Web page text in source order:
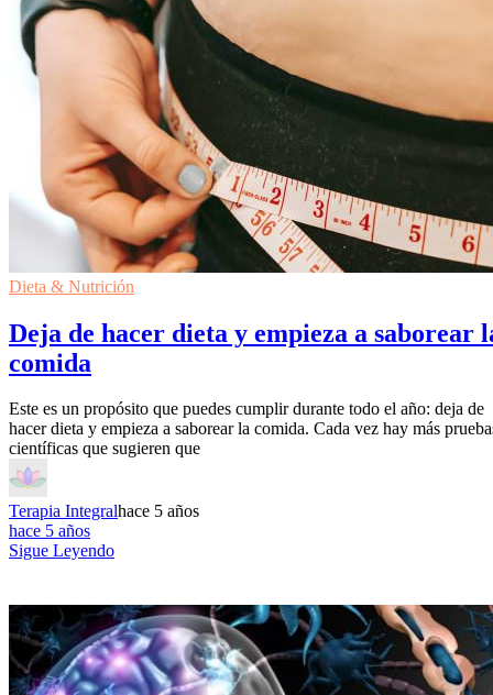
Dieta & Nutrición
Deja de hacer dieta y empieza a saborear
comida
Este es un propósito que puedes cumplir durante todo el año: deja de
hacer dieta y empieza a saborear la comida. Cada vez hay más
científicas que sugieren que
Terapia Integralhace 5 años
hace 5 años
Sigue Leyendo